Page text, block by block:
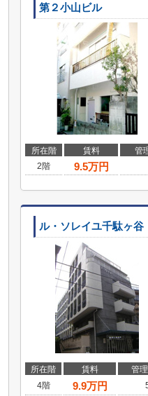
第２小山ビル
所在階 賃料
管
2階
9.5万円
ル・ソレイユ千駄ヶ谷
所在階 賃料
管
4階
9.9万円